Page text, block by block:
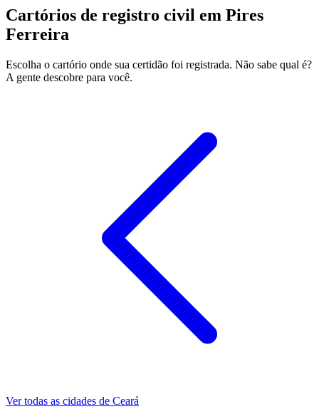
Cartórios de registro civil em Pires
Ferreira
Escolha o cartório onde sua certidão foi registrada. Não sabe qual é?
A gente descobre para você.
Ver todas as cidades de Ceará